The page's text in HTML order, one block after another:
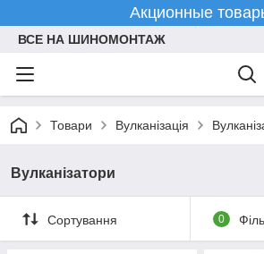
Акционные
ВСЕ НА ШИНОМОНТАЖ
Товари Вулканізація
Вулканізатори
Сортування 0